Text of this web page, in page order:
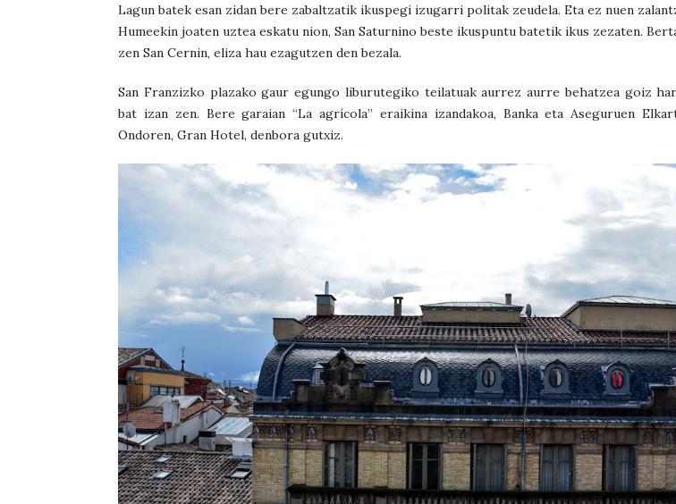
Lagun batek esan zidan bere zabaltzatik ikuspegi izugarri politak zeudela. Eta ez nuen
Humeekin joaten uztea eskatu nion, San Saturnino beste ikuspuntu batetik ikus zezaten.
zen San Cernin, eliza hau ezagutzen den bezala.
San Franzizko plazako gaur egungo liburutegiko teilatuak aurrez aurre behatzea goiz
bat izan zen. Bere garaian “La agrícola” eraikina izandakoa, Banka eta Aseguruen
Ondoren, Gran Hotel, denbora gutxiz.